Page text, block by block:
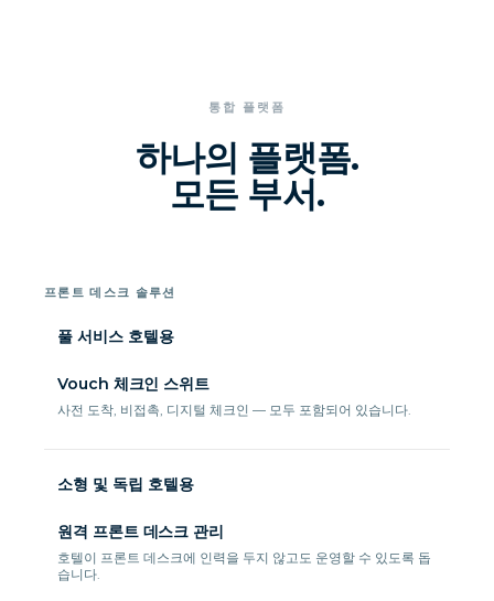
통합 플랫폼
하나의 플랫폼.
모든 부서.
프론트 데스크 솔루션
풀 서비스 호텔용
Vouch 체크인 스위트
사전 도착, 비접촉, 디지털 체크인 — 모두 포함되어 있습니다.
소형 및 독립 호텔용
원격 프론트 데스크 관리
호텔이 프론트 데스크에 인력을 두지 않고도 운영할 수 있도록 돕
습니다.